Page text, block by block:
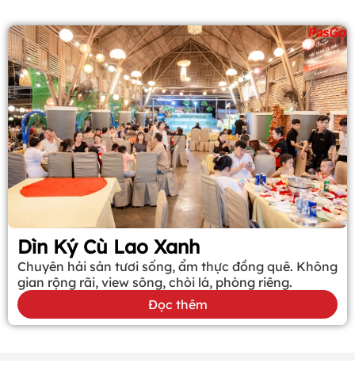
Dìn Ký Cù Lao Xanh
Chuyên hải sản tươi sống, ẩm thực đồng quê. Không
gian rộng rãi, view sông, chòi lá, phòng riêng.
Đọc thêm